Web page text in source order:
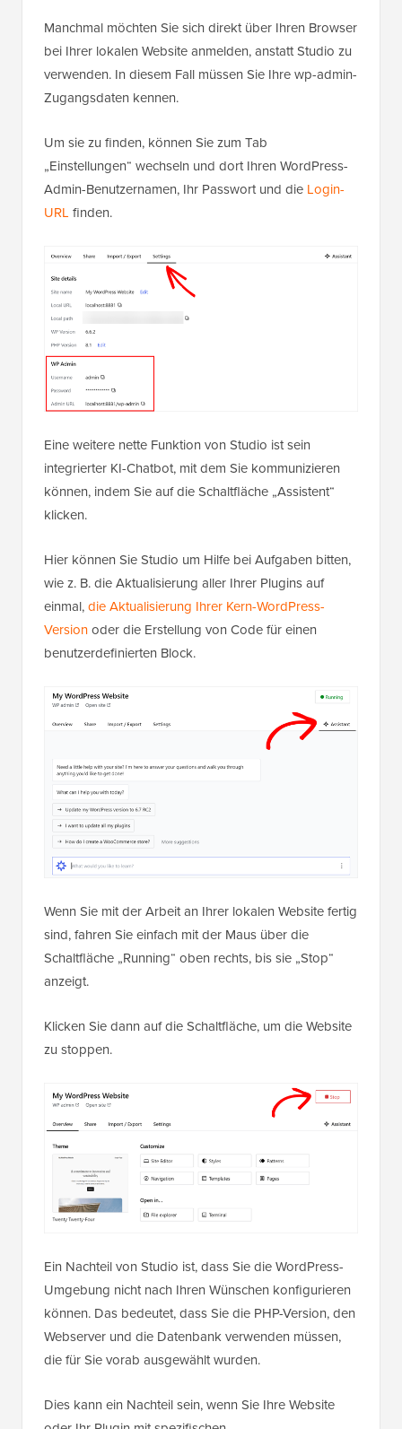
Manchmal möchten Sie sich direkt über Ihren Browser
bei Ihrer lokalen Website anmelden, anstatt Studio zu
verwenden. In diesem Fall müssen Sie Ihre wp-admin-
Zugangsdaten kennen.
Um sie zu finden, können Sie zum Tab
„Einstellungen“ wechseln und dort Ihren WordPress-
Admin-Benutzernamen, Ihr Passwort und die Login-
URL finden.
Eine weitere nette Funktion von Studio ist sein
integrierter KI-Chatbot, mit dem Sie kommunizieren
können, indem Sie auf die Schaltfläche „Assistent“
klicken.
Hier können Sie Studio um Hilfe bei Aufgaben bitten,
wie z. B. die Aktualisierung aller Ihrer Plugins auf
einmal,die Aktualisierung Ihrer Kern-WordPress-
Versionoder die Erstellung von Code für einen
benutzerdefinierten Block.
Wenn Sie mit der Arbeit an Ihrer lokalen Website fertig
sind, fahren Sie einfach mit der Maus über die
Schaltfläche „Running“ oben rechts, bis sie „Stop“
anzeigt.
Klicken Sie dann auf die Schaltfläche, um die Website
zu stoppen.
Ein Nachteil von Studio ist, dass Sie die WordPress-
Umgebung nicht nach Ihren Wünschen konfigurieren
können. Das bedeutet, dass Sie die PHP-Version, den
Webserver und die Datenbank verwenden müssen,
die für Sie vorab ausgewählt wurden.
Dies kann ein Nachteil sein, wenn Sie Ihre Website